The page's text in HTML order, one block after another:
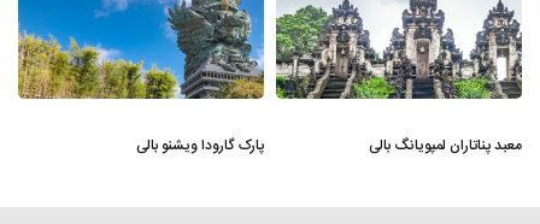
معبد پناتاران لمپویانگ بالی پارک گارودا ویشنو بالی